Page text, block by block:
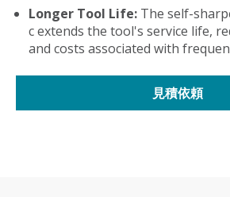
Longer Tool Life: The self-
c extends the tool's service life,
and costs associated with
見積依頼